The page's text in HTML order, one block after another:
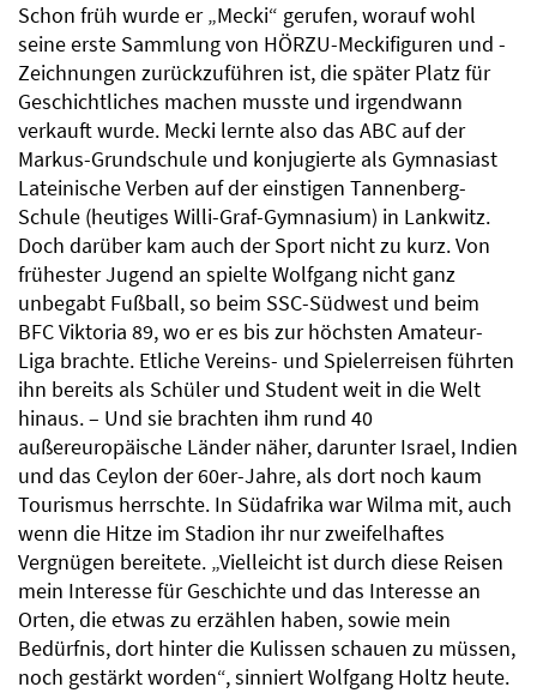
Schon früh wurde er „Mecki“ gerufen, worauf wohl
seine erste Sammlung von HÖRZU-Meckifiguren und -
Zeichnungen zurückzuführen ist, die später Platz für
Geschichtliches machen musste und irgendwann
verkauft wurde. Mecki lernte also das ABC auf der
Markus-Grundschule und konjugierte als Gymnasiast
Lateinische Verben auf der einstigen Tannenberg-
Schule (heutiges Willi-Graf-Gymnasium) in Lankwitz.
Doch darüber kam auch der Sport nicht zu kurz. Von
frühester Jugend an spielte Wolfgang nicht ganz
unbegabt Fußball, so beim SSC-Südwest und beim
BFC Viktoria 89, wo er es bis zur höchsten Amateur-
Liga brachte. Etliche Vereins- und Spielerreisen führten
ihn bereits als Schüler und Student weit in die Welt
hinaus. – Und sie brachten ihm rund 40
außereuropäische Länder näher, darunter Israel, Indien
und das Ceylon der 60er-Jahre, als dort noch kaum
Tourismus herrschte. In Südafrika war Wilma mit, auch
wenn die Hitze im Stadion ihr nur zweifelhaftes
Vergnügen bereitete. „Vielleicht ist durch diese Reisen
mein Interesse für Geschichte und das Interesse an
Orten, die etwas zu erzählen haben, sowie mein
Bedürfnis, dort hinter die Kulissen schauen zu müssen,
noch gestärkt worden“, sinniert Wolfgang Holtz heute.